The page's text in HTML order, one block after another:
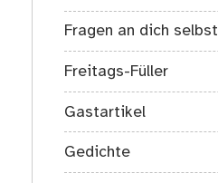
Fragen an dich selbst
Freitags-Füller
Gastartikel
Gedichte